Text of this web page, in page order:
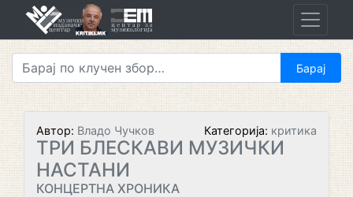
Автор: Владо Чучков Категорија: критика
ТРИ БЛЕСКАВИ МУЗИЧКИ
НАСТАНИ
КОНЦЕРТНА ХРОНИКА